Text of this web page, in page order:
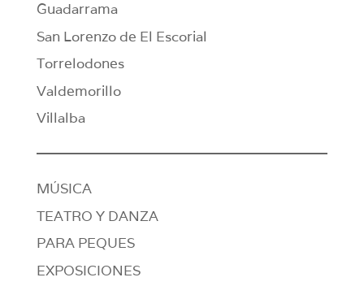
Guadarrama
San Lorenzo de El Escorial
Torrelodones
Valdemorillo
Villalba
MÚSICA
TEATRO Y DANZA
PARA PEQUES
EXPOSICIONES